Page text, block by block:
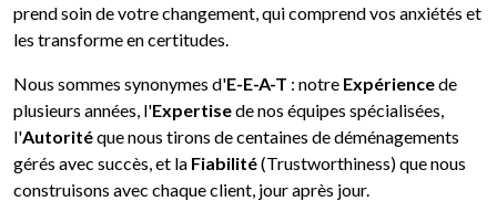
prend soin de votre changement, qui comprend vos anxiétés et
les transforme en certitudes.
Nous sommes synonymes d'E-E-A-T : notre Expériencede
plusieurs années, l'Expertisede nos équipes spécialisées,
l'Autoritéque nous tirons de centaines de déménagements
gérés avec succès, et la Fiabilité(Trustworthiness) que nous
construisons avec chaque client, jour après jour.